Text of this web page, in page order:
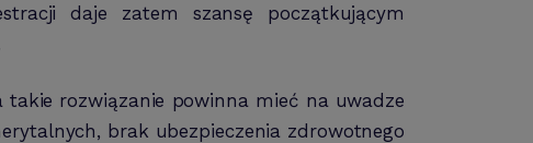
daje zatem szansę początkującym
takie rozwiązanie powinna mieć na uwadze
brak ubezpieczenia zdrowotnego